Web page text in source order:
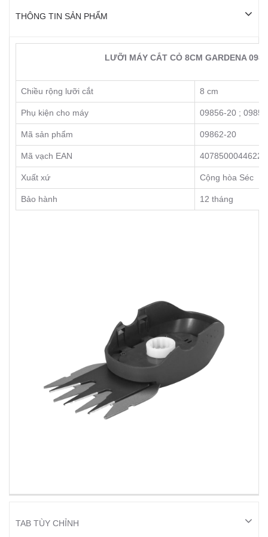
THÔNG TIN SẢN PHẨM
LƯỠI MÁY CẮT CỎ 8CM GARDENA
Chiều rộng lưỡi cắt 8 cm
Phụ kiện cho máy 09856-20 ;
Mã sản phẩm 09862-20
Mã vạch EAN 4078500044622
Xuất xứ Cộng hòa Séc
Bảo hành 12 tháng
TAB TÙY CHỈNH